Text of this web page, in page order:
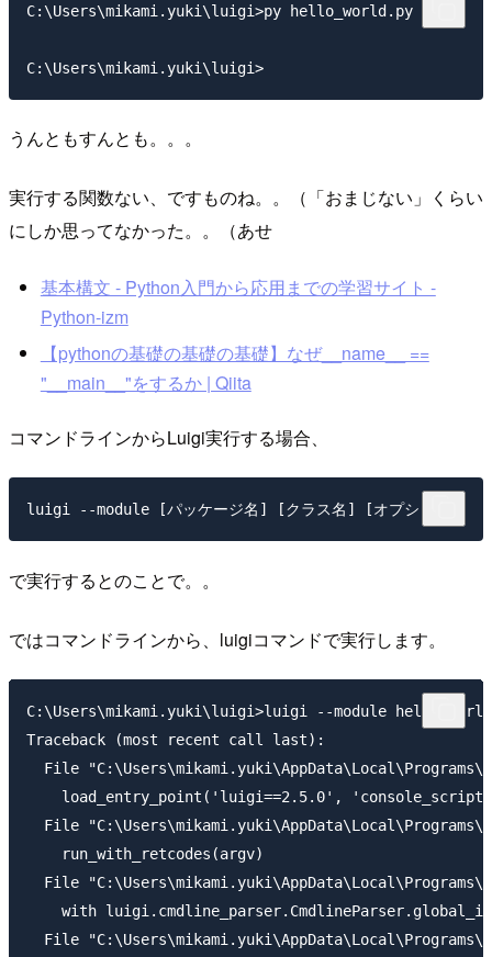
C:\Users\mikami.yuki\luigi>py hello_world.py
うんともすんとも。。。
実行する関数ない、ですものね。。（「おまじない」くらい
にしか思ってなかった。。（あせ
基本構文 - Python入門から応用までの学習サイト -
Python-izm
【pythonの基礎の基礎の基礎】なぜ__name__ ==
"__main__"をするか | Qiita
コマンドラインからLuigi実行する場合、
で実行するとのことで。。
ではコマンドラインから、luigiコマンドで実行します。
C:\Users\mikami.yuki\luigi>luigi --module
Traceback (most recent call last):
File
load_entry_point('luigi==2.5.0',
File
    run_with_retcodes(argv)
File
with
File